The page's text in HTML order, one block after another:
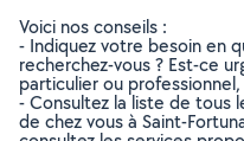
Voici nos conseils :
- Indiquez votre besoin en
recherchez-vous ? Est-ce
particulier ou
- Consultez la liste de tous
de chez vous à Saint-